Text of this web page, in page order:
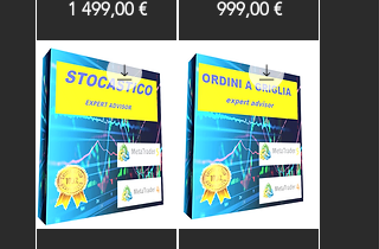
Цена
1 499,00 €
Цена
999,00 €